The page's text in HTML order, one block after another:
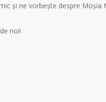
și ne vorbește despre
noi!